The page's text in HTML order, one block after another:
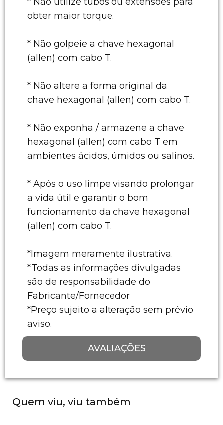
obter maior torque.
* Não golpeie a chave hexagonal
(allen) com cabo T.
* Não altere a forma original da
chave hexagonal (allen) com cabo T.
* Não exponha / armazene a chave
hexagonal (allen) com cabo T em
ambientes ácidos, úmidos ou salinos.
* Após o uso limpe visando prolongar
a vida útil e garantir o bom
funcionamento da chave hexagonal
(allen) com cabo T.
*Imagem meramente ilustrativa.
*Todas as informações divulgadas
são de responsabilidade do
Fabricante/Fornecedor
*Preço sujeito a alteração sem prévio
aviso.
AVALIAÇÕES
Quem viu, viu também